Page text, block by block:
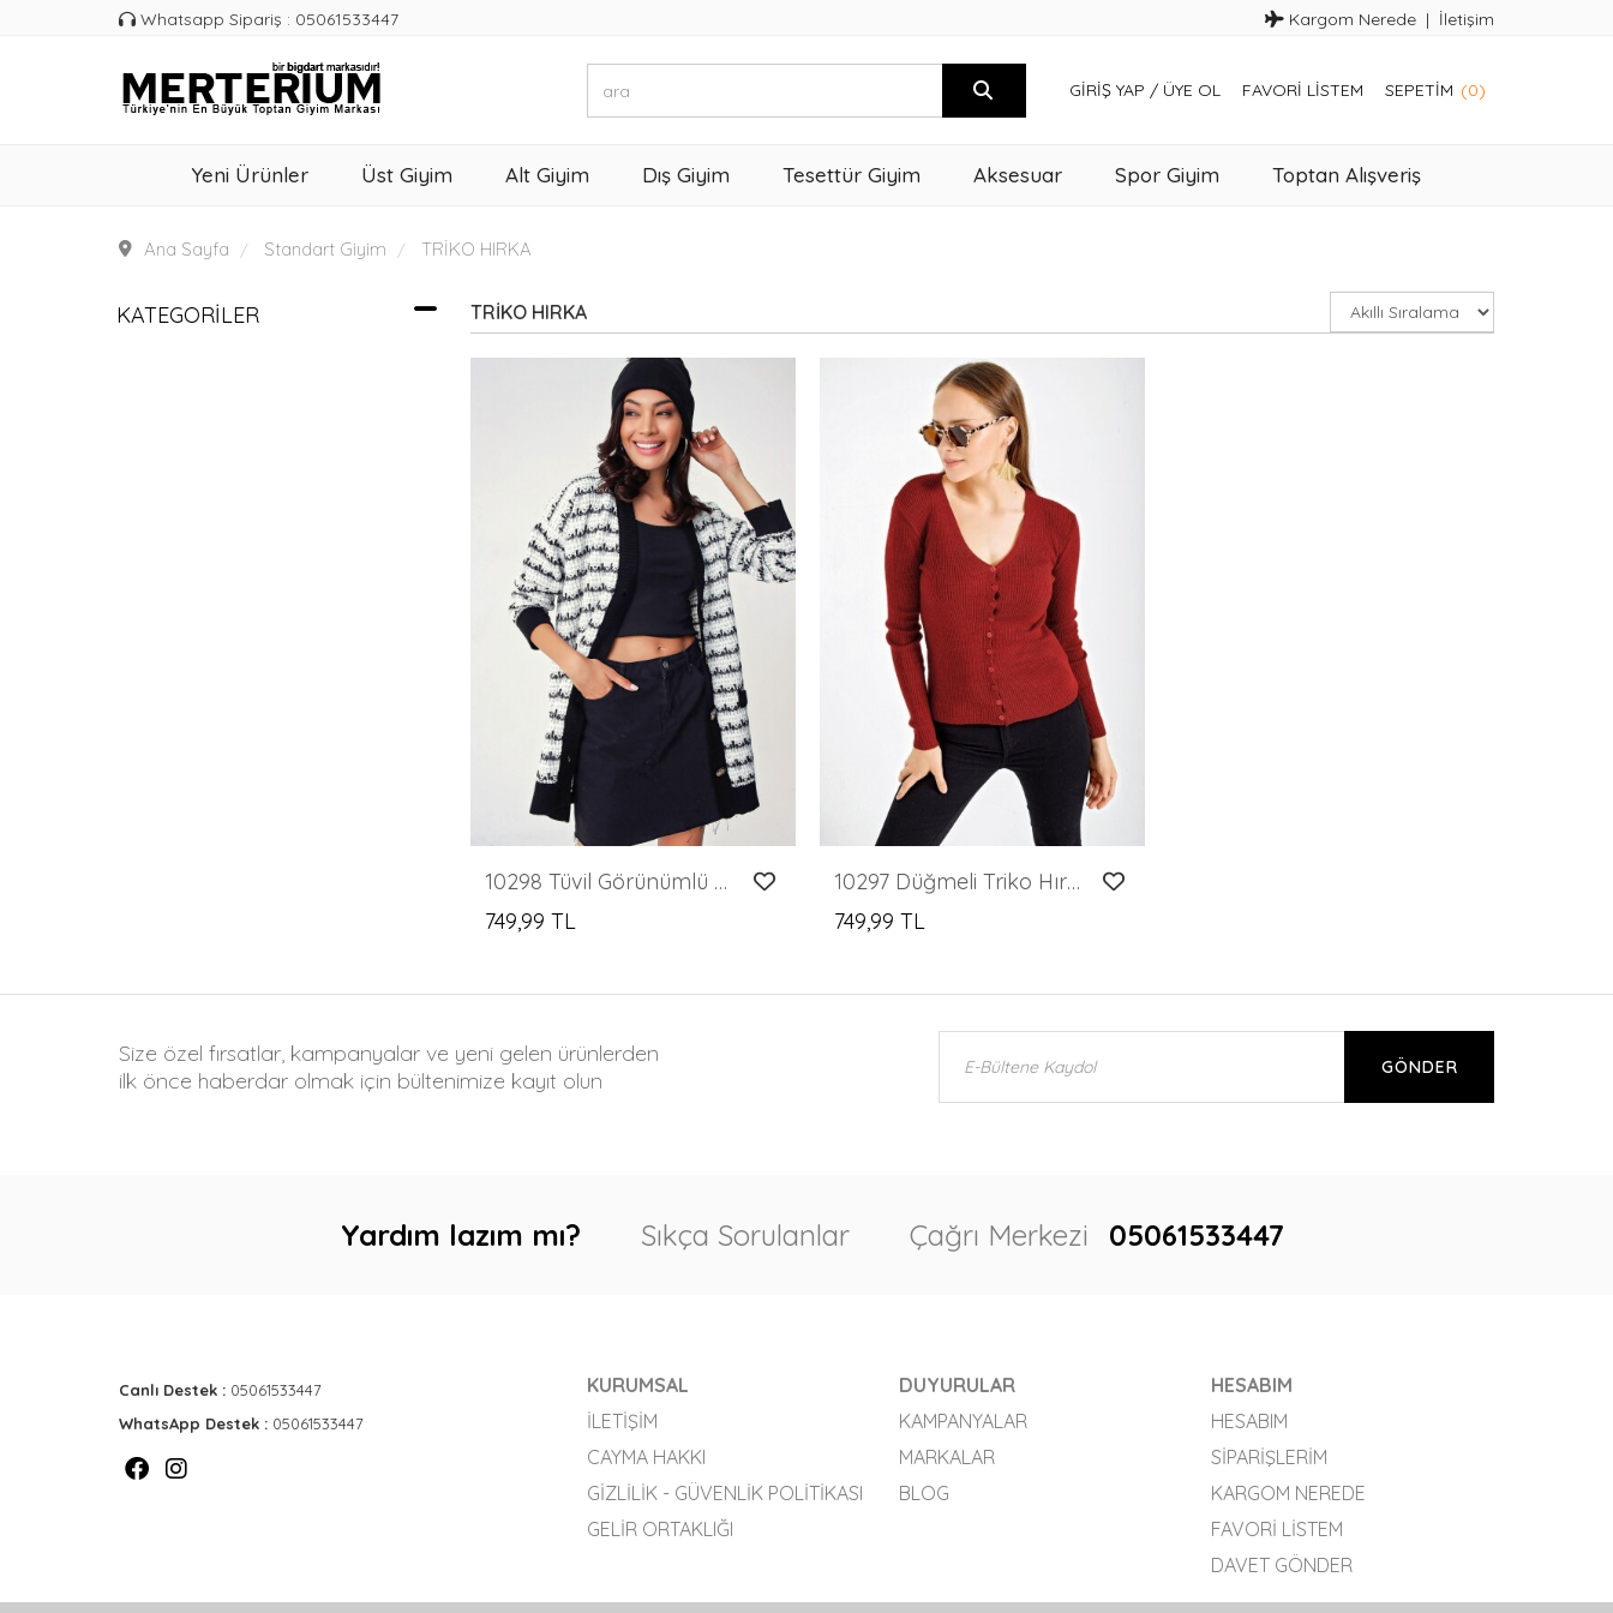
Whatsapp Sipariş : 05061533447 Kargom Nerede İletişim
GIRIŞ YAP / ÜYE OL FAVORI LISTEM SEPETIM (0)
Yeni Ürünler Üst Giyim Alt Giyim Dış Giyim Tesettür Giyim Aksesuar Spor Giyim Toptan Alışveriş
Ana Sayfa Standart Giyim TRİKO HIRKA
KATEGORILER TRİKO HIRKA
10298 Tüvil Görünümlü Triko Hırka - Beyaz
749,99 TL
10297 Düğmeli Triko Hırka - Bordo
749,99 TL
Size özel fırsatlar, kampanyalar ve yeni gelen ürünlerden
ilk önce haberdar olmak için bültenimize kayıt olun
GÖNDER
Yardım lazım mı? Sıkça Sorulanlar Çağrı Merkezi 05061533447
Canlı Destek : 05061533447
WhatsApp Destek : 05061533447
KURUMSAL
İLETIŞIM
CAYMA HAKKI
GIZLILIK - GÜVENLIK POLITIKASI
GELIR ORTAKLIĞI
DUYURULAR
KAMPANYALAR
MARKALAR
BLOG
HESABIM
HESABIM
SIPARIŞLERIM
KARGOM NEREDE
FAVORI LISTEM
DAVET GÖNDER